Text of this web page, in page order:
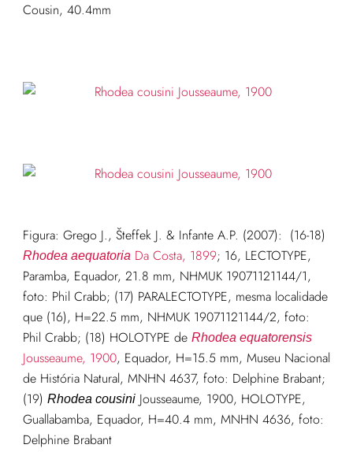
Cousin, 40.4mm
Figura: Grego J., Šteffek J. & Infante A.P. (2007): (16-18)
Rhodea aequatoriaDa Costa, 1899; 16, LECTOTYPE,
Paramba, Equador, 21.8 mm, NHMUK 19071121144/1,
foto: Phil Crabb; (17) PARALECTOTYPE, mesma localidade
que (16), H=22.5 mm, NHMUK 19071121144/2, foto:
Phil Crabb; (18) HOLOTYPE de Rhodea equatorensis
Jousseaume, 1900, Equador, H=15.5 mm, Museu Nacional
de História Natural, MNHN 4637, foto: Delphine Brabant;
(19) Rhodea cousiniJousseaume, 1900, HOLOTYPE,
Guallabamba, Equador, H=40.4 mm, MNHN 4636, foto:
Delphine Brabant